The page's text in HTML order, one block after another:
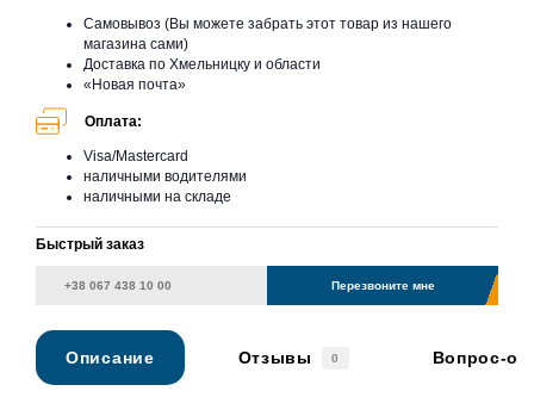
Самовывоз (Вы можете забрать этот товар из нашего
магазина сами)
Доставка по Хмельницку и области
«Новая почта»
Оплата:
Visa/Mastercard
наличными водителями
наличными на складе
Быстрый заказ
Перезвоните мне
Описание Отзывы 0 Вопрос-